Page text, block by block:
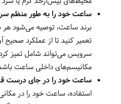
ساعت خود را به طور منظم
برند ساعت، توصیه می‌شود هر
تعمیر کنید تا از عملکرد
سرویس می‌تواند شامل تمیز
مکانیسم‌های داخلی ساعت
ساعت خود را در جای درست
استفاده، ساعت خود را در